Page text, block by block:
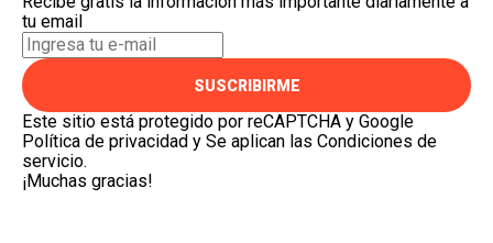
tu email
SUSCRIBIRME
Este sitio está protegido por reCAPTCHA y Google
Política de privacidad y Se aplican las Condiciones de
servicio.
¡Muchas gracias!